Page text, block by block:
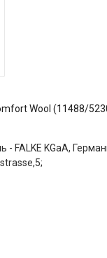
Wool (11488/
- FALKE KGaA,